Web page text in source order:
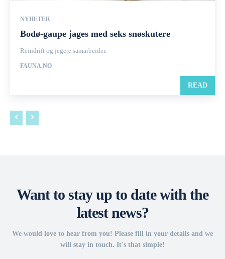
NYHETER
Bodø-gaupe jages med seks snøskutere
Reindrift og jegere samarbeider.
FAUNA.NO
READ
Want to stay up to date with the
latest news?
We would love to hear from you! Please fill in your details and we
will stay in touch. It's that simple!